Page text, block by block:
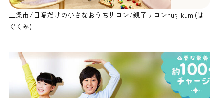
三条市/日曜だけの小さなおうちサロン/親子サロンhug-kumi(は
ぐくみ)